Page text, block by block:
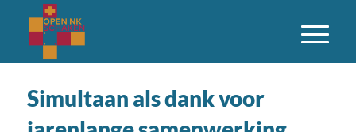
Simultaan als dank voor